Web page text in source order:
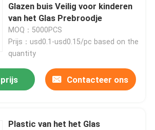
Glazen buis Veilig voor kinderen
van het Glas Prebroodje
MOQ：5000PCS
Prijs：usd0.1-usd0.15/pc based on the
quantity
Contacteer ons
Plastic van het het Glas